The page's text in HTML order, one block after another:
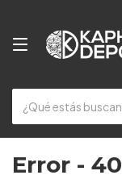
Error -